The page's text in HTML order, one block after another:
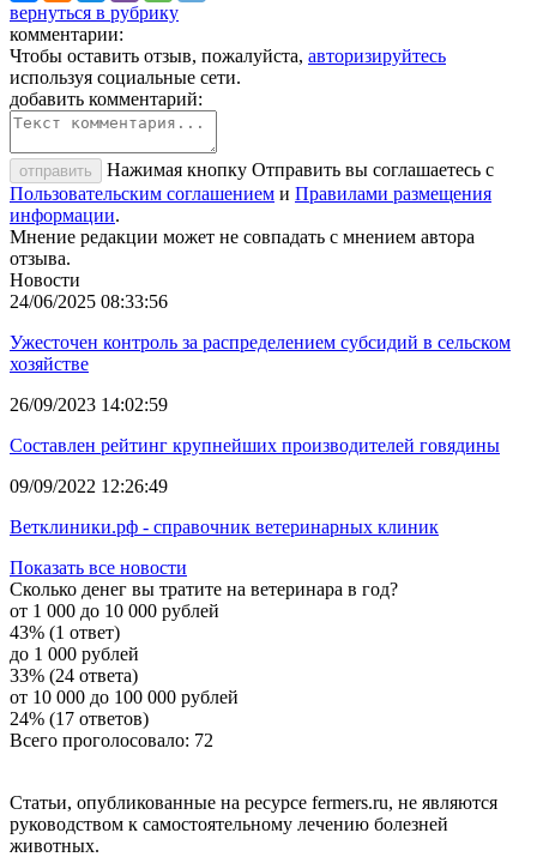
вернуться в рубрику
комментарии:
Чтобы оставить отзыв, пожалуйста, авторизируйтесь
используя социальные сети.
добавить комментарий:
отправить
Нажимая кнопку Отправить вы соглашаетесь с
Пользовательским соглашением и Правилами размещения
информации.
Мнение редакции может не совпадать с мнением автора
отзыва.
Новости
24/06/2025 08:33:56
Ужесточен контроль за распределением субсидий в сельском
хозяйстве
26/09/2023 14:02:59
Составлен рейтинг крупнейших производителей говядины
09/09/2022 12:26:49
Ветклиники.рф - справочник ветеринарных клиник
Показать все новости
Сколько денег вы тратите на ветеринара в год?
от 1 000 до 10 000 рублей
43% (1 ответ)
до 1 000 рублей
33% (24 ответа)
от 10 000 до 100 000 рублей
24% (17 ответов)
Всего проголосовало: 72
Статьи, опубликованные на ресурсе fermers.ru, не являются
руководством к самостоятельному лечению болезней
животных.